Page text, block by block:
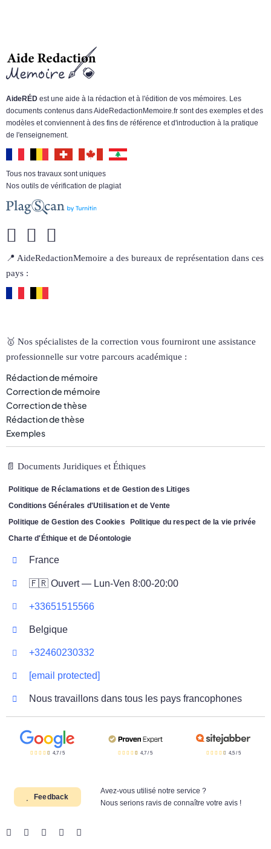
AideRÉD est une aide à la rédaction et à l'édition de vos mémoires. Les
documents contenus dans AideRedactionMemoire.fr sont des exemples et des
modèles et conviennent à des fins de référence et d'introduction à la pratique
de l'enseignement.
Tous nos travaux sont uniques
Nos outils de vérification de plagiat
📍 AideRedactionMemoire a des bureaux de représentation dans ces
pays :
🥇 Nos spécialistes de la correction vous fourniront une assistance
professionnelle sur votre parcours académique :
Rédaction de mémoire
Correction de mémoire
Correction de thèse
Rédaction de thèse
Exemples
📄 Documents Juridiques et Éthiques
Politique de Réclamations et de Gestion des Litiges
Conditions Générales d'Utilisation et de Vente
Politique de Gestion des Cookies
Politique du respect de la vie privée
Charte d'Éthique et de Déontologie
France
🇫🇷 Ouvert — Lun-Ven 8:00-20:00
+33651515566
Belgique
+32460230332
[email protected]
Nous travaillons dans tous les pays francophones
4,7/ 5 4,7 /5 4,5/ 5
Feedback
Avez-vous utilisé notre service ?
Nous serions ravis de connaître votre avis !